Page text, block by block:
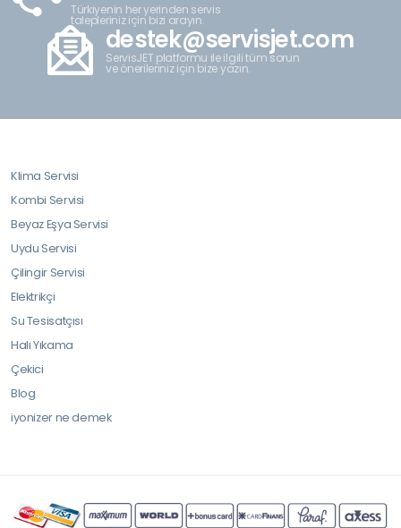
Türkiyenin her yerinden servis
talepleriniz için bizi arayın.
destek@servisjet.com
ServisJET platformu ile ilgili tüm sorun
ve önerileriniz için bize yazın.
Klima Servisi
Kombi Servisi
Beyaz Eşya Servisi
Uydu Servisi
Çilingir Servisi
Elektrikçi
Su Tesisatçısı
Halı Yıkama
Çekici
Blog
iyonizer ne demek